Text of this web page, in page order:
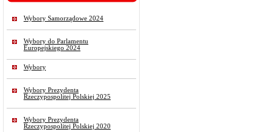
Wybory Samorządowe 2024
Wybory do Parlamentu
Europejskiego 2024
Wybory
Wybory Prezydenta
Rzeczypospolitej Polskiej 2025
Wybory Prezydenta
Rzeczypospolitej Polskiej 2020